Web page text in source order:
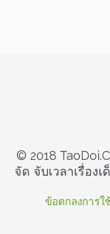
© 2018
จัด จับเวลาเรื่อง
ข้อตกลงการใ